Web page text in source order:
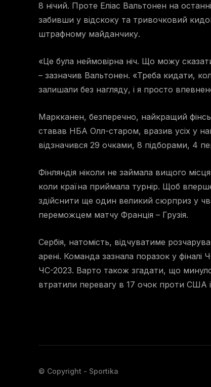
8 нічий. Проте Еліас Вальтонен на
забивши у відскоку та тривочковий
штрафному майданчику.
«Це була неймовірна ніч. Що можу
– зазначив Вальтонен. «Треба кидати,
залишали без нагляду, і я просто
Маркканен, безперечно, найкращий
ставав НБА Олл-старом, вразив усіх у
відзначився 29 очками, 8 підборами, 4
Фінляндія ніколи не займала вищого
коли країна приймала турнір. Щоб
здійснити ще один великий сюрприз у
переможцем матчу Франція – Грузія.
Сербія, натомість, відчуватиме
арені. Команда зазнала поразок у фіналі
ЧС-2023. Варто також згадати, що
втратили перевагу в 17 очок проти США
© Copyright - Sportika